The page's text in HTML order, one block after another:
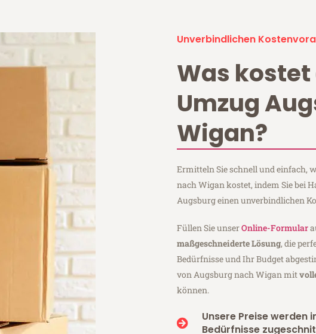
Unverbindlichen
Was kostet
Umzug
Wigan?
Ermitteln Sie schnell und einfach,
nach Wigan kostet, indem Sie bei
Augsburg einen unverbindlichen
Füllen Sie unserOnline-Formular
maßgeschneiderte Lösung, die
Bedürfnisse und Ihr Budget
von Augsburg nach Wigan mit
können.
Unsere Preise werden
Bedürfnisse